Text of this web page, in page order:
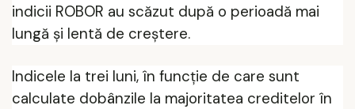
indicii ROBOR au scăzut după o perioadă mai
lungă și lentă de creștere.
Indicele la trei luni, în funcţie de care sunt
calculate dobânzile la majoritatea creditelor în